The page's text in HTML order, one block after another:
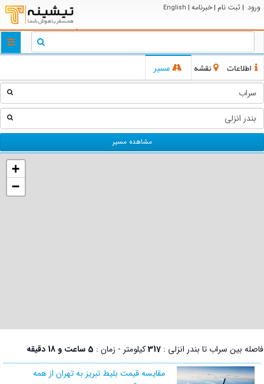
ورود | ثبت نام | خبرنامه |
English
اطلاعات نقشه مسیر
مشاهده مسیر
+
−
فاصله بین سراب تا بندر انزلی : 317کیلومتر - زمان : 5 ساعت و 18 دقیقه
مقایسه قیمت بلیط تبریز به تهران از همه